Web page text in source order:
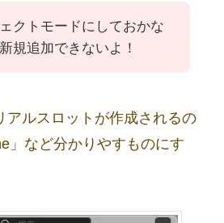
クトモードにしておかな
規追加できないよ！
アルスロットが作成されるの
」など分かりやすものにす